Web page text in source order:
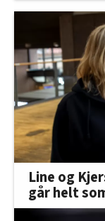
Line og
går helt